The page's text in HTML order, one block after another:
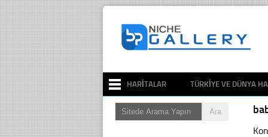
HARITALAR TÜRKIYE VE DÜNYA